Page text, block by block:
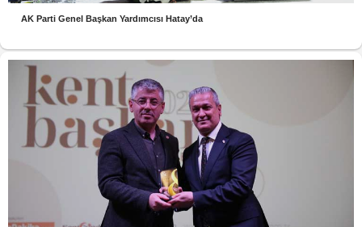
AK Parti Genel Başkan Yardımcısı Hatay’da